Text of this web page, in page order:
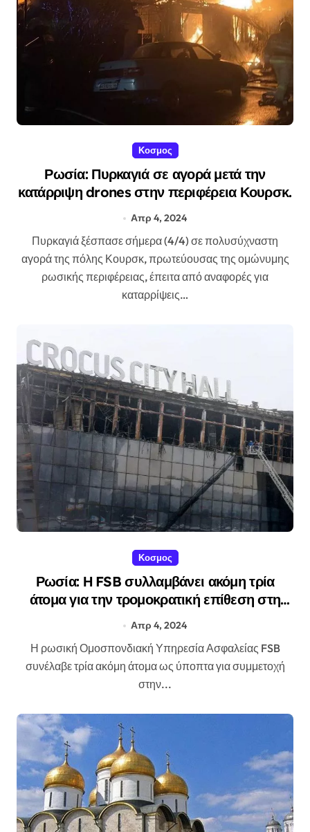
Κοσμος
Ρωσία: Πυρκαγιά σε αγορά μετά την
κατάρριψη drones στην περιφέρεια Κουρσκ.
Απρ 4, 2024
Πυρκαγιά ξέσπασε σήμερα (4/4) σε πολυσύχναστη
αγορά της πόλης Κουρσκ, πρωτεύουσας της ομώνυμης
ρωσικής περιφέρειας, έπειτα από αναφορές για
καταρρίψεις…
Κοσμος
Ρωσία: Η FSB συλλαμβάνει ακόμη τρία
άτομα για την τρομοκρατική επίθεση στη
Μόσχα
Απρ 4, 2024
Η ρωσική Ομοσπονδιακή Υπηρεσία Ασφαλείας FSB
συνέλαβε τρία ακόμη άτομα ως ύποπτα για συμμετοχή
στην...